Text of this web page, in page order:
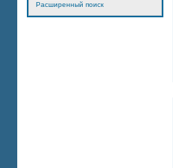
Расширенный поиск